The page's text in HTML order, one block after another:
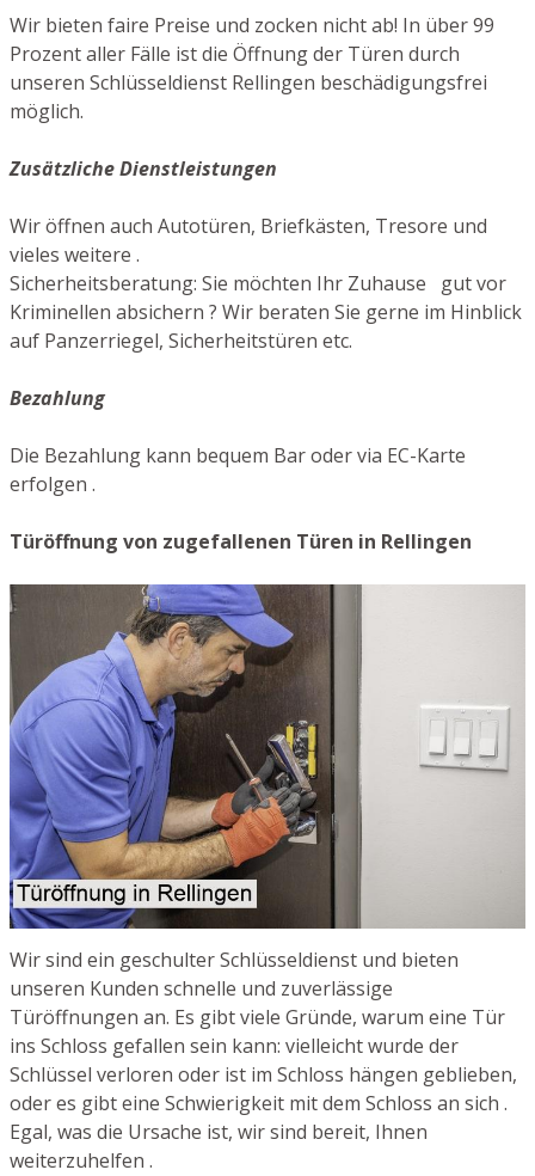
Wir bieten faire Preise und zocken nicht ab! In über 99
Prozent aller Fälle ist die Öffnung der Türen durch
unseren Schlüsseldienst Rellingen beschädigungsfrei
möglich.
Zusätzliche Dienstleistungen
Wir öffnen auch Autotüren, Briefkästen, Tresore und
vieles weitere .
Sicherheitsberatung: Sie möchten Ihr Zuhause gut vor
Kriminellen absichern ? Wir beraten Sie gerne im Hinblick
auf Panzerriegel, Sicherheitstüren etc.
Bezahlung
Die Bezahlung kann bequem Bar oder via EC-Karte
erfolgen .
Türöffnung von zugefallenen Türen in Rellingen
Wir sind ein geschulter Schlüsseldienst und bieten
unseren Kunden schnelle und zuverlässige
Türöffnungen an. Es gibt viele Gründe, warum eine Tür
ins Schloss gefallen sein kann: vielleicht wurde der
Schlüssel verloren oder ist im Schloss hängen geblieben,
oder es gibt eine Schwierigkeit mit dem Schloss an sich .
Egal, was die Ursache ist, wir sind bereit, Ihnen
weiterzuhelfen .